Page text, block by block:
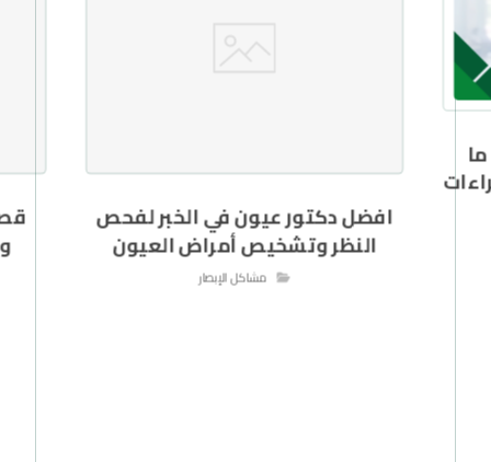
افضل دكتور عيون في الخبر لفحص
النظر وتشخيص أمراض العيون
مشاكل الإبصار